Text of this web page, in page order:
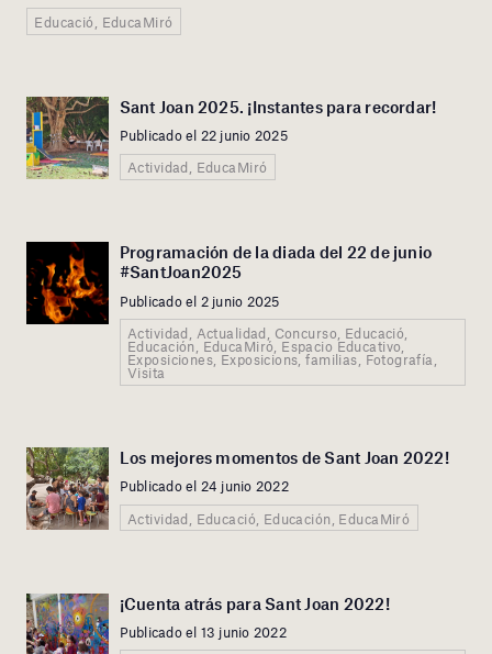
Educació, EducaMiró
Sant Joan 2025. ¡Instantes para recordar!
Publicado el 22 junio 2025
Actividad, EducaMiró
Programación de la diada del 22 de junio
#SantJoan2025
Publicado el 2 junio 2025
Actividad, Actualidad, Concurso, Educació,
Educación, EducaMiró, Espacio Educativo,
Exposiciones, Exposicions, familias, Fotografía,
Visita
Los mejores momentos de Sant Joan 2022!
Publicado el 24 junio 2022
Actividad, Educació, Educación, EducaMiró
¡Cuenta atrás para Sant Joan 2022!
Publicado el 13 junio 2022